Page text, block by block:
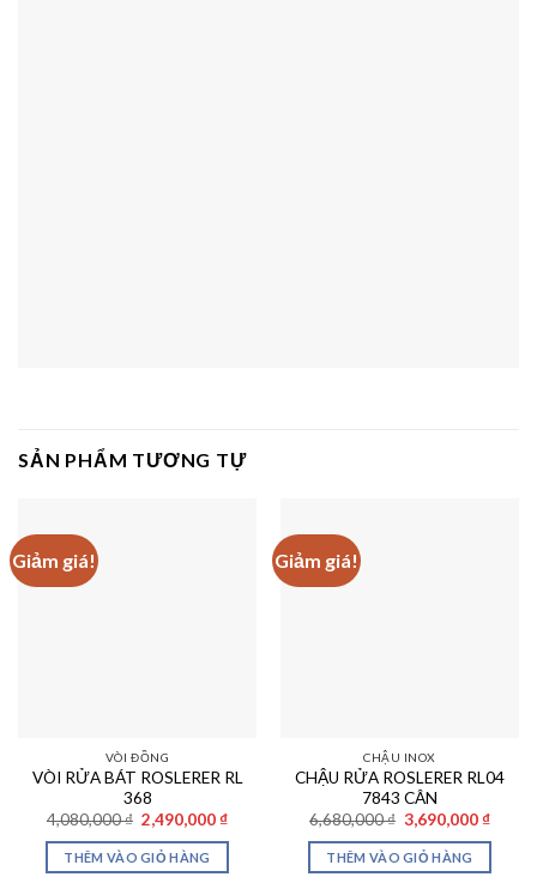
SẢN PHẨM TƯƠNG TỰ
Giảm giá!
VÒI ĐỒNG
VÒI RỬA BÁT ROSLERER RL
368
4,080,000₫ Giá
gốc
là:
4,080,000 ₫.
2,490,000 ₫Giá
THÊM VÀO GIỎ HÀNG
Giảm giá!
CHẬU INOX
CHẬU RỬA ROSLERER RL04
7843 CÂN
6,680,000₫ Giá
gốc
là:
6,680,000 ₫.
3,690,000 ₫Giá
THÊM VÀO GIỎ HÀNG